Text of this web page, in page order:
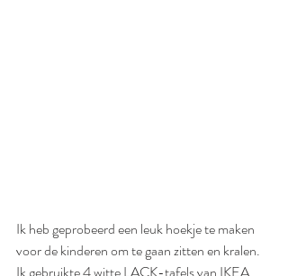
Ik heb geprobeerd een leuk hoekje te maken
voor de kinderen om te gaan zitten en kralen.